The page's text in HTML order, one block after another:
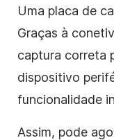
Uma placa de
Graças à
captura correta
dispositivo
funcionalidade
Assim, pode